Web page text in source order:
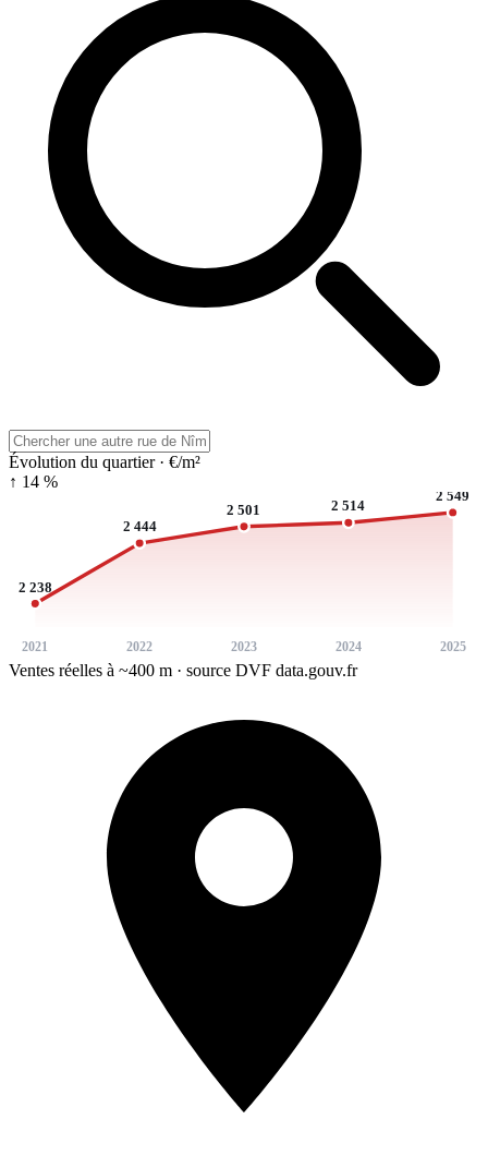
Évolution du quartier · €/m²
↑ 14 %
2 238
2021
2 444
2022
2 501
2023
2 514
2024
2 549
2025
Ventes réelles à ~400 m · source DVF data.gouv.fr